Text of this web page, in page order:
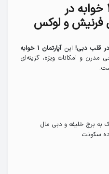
اجاره ویژه آپارتمان ۱ خوابه در
فرنیش و لوکس
قلب دبی!این
آپارتمان ۱ خوابه
مدرن و امکانات ویژه، گزینه‌ای
به برج خلیفه و دبی مال